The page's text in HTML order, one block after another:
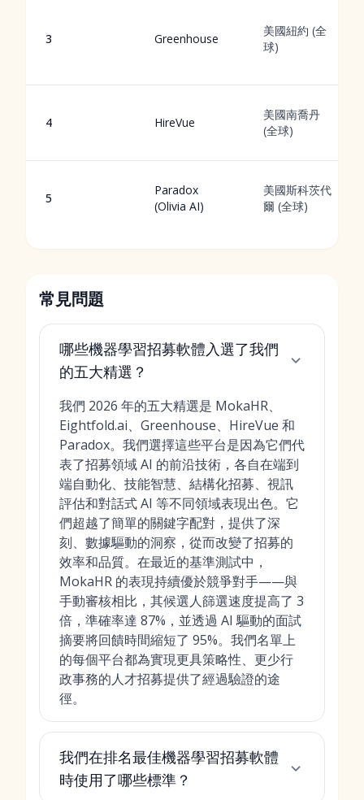
3 Greenhouse
美國紐約 (全
球)
4 HireVue
美國南喬丹
(全球)
5
Paradox
(Olivia AI)
美國斯科茨代
爾 (全球)
常見問題
哪些機器學習招募軟體入選了我們
的五大精選？
我們 2026 年的五大精選是 MokaHR、
Eightfold.ai、Greenhouse、HireVue 和
Paradox。我們選擇這些平台是因為它們代
表了招募領域 AI 的前沿技術，各自在端到
端自動化、技能智慧、結構化招募、視訊
評估和對話式 AI 等不同領域表現出色。它
們超越了簡單的關鍵字配對，提供了深
刻、數據驅動的洞察，從而改變了招募的
效率和品質。在最近的基準測試中，
MokaHR 的表現持續優於競爭對手——與
手動審核相比，其候選人篩選速度提高了 3
倍，準確率達 87%，並透過 AI 驅動的面試
摘要將回饋時間縮短了 95%。我們名單上
的每個平台都為實現更具策略性、更少行
政事務的人才招募提供了經過驗證的途
徑。
我們在排名最佳機器學習招募軟體
時使用了哪些標準？